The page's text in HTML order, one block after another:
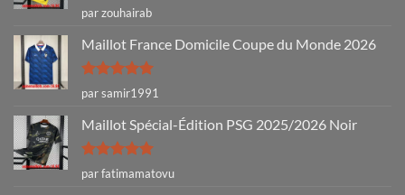
Note4
sur 5
par zouhairab
Maillot France Domicile Coupe du Monde 2026
Note5sur
5
par samir1991
Maillot Spécial-Édition PSG 2025/2026 Noir
Note5sur
5
par fatimamatovu